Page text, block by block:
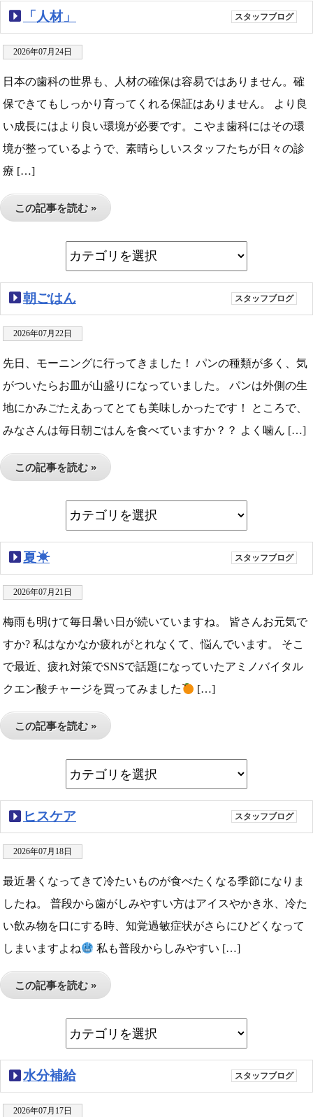
「人材」 スタッフブログ
2026年07月24日
日本の歯科の世界も、人材の確保は容易ではありません。確
保できてもしっかり育ってくれる保証はありません。 より良
い成長にはより良い環境が必要です。こやま歯科にはその環
境が整っているようで、素晴らしいスタッフたちが日々の診
療 […]
この記事を読む »
朝ごはん スタッフブログ
2026年07月22日
先日、モーニングに行ってきました！ パンの種類が多く、気
がついたらお皿が山盛りになっていました。 パンは外側の生
地にかみごたえあってとても美味しかったです！ ところで、
みなさんは毎日朝ごはんを食べていますか？？ よく噛ん […]
この記事を読む »
夏☀ スタッフブログ
2026年07月21日
梅雨も明けて毎日暑い日が続いていますね。 皆さんお元気で
すか? 私はなかなか疲れがとれなくて、悩んでいます。 そこ
で最近、疲れ対策でSNSで話題になっていたアミノバイタル
クエン酸チャージを買ってみました
[…]
この記事を読む »
ヒスケア スタッフブログ
2026年07月18日
最近暑くなってきて冷たいものが食べたくなる季節になりま
したね。 普段から歯がしみやすい方はアイスやかき氷、冷た
い飲み物を口にする時、知覚過敏症状がさらにひどくなって
しまいますよね
私も普段からしみやすい […]
この記事を読む »
水分補給 スタッフブログ
2026年07月17日